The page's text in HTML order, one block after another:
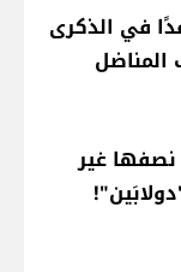
في الذكرى
المناضل
نصفها غير